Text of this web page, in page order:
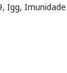
Igg,